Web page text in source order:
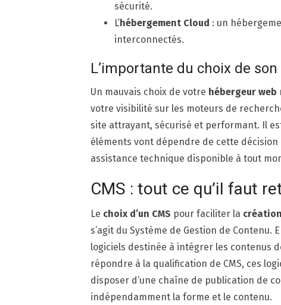
sécurité.
L’hébergement Cloud : un
interconnectés.
L’importante du choix de
Un mauvais choix de votre hébergeur web
votre visibilité sur les moteurs de
site attrayant, sécurisé et performant. Il
éléments vont dépendre de cette décision
assistance technique disponible à tout
CMS : tout ce qu’il faut
Le choix d’un CMS pour faciliter la
s’agit du Système de Gestion de
logiciels destinée à intégrer les contenus
répondre à la qualification de CMS, ces
disposer d’une chaîne de publication de
indépendamment la forme et le contenu.